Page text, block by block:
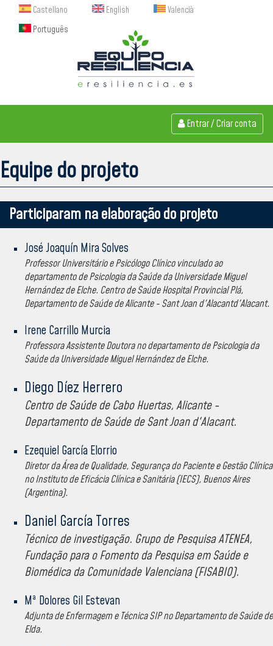
Castellano English
Valencià
Português
Entrar/Criar conta
Equipe do projeto
Participaram na elaboração do projeto
José Joaquín Mira Solves
Professor Universitário e Psicólogo Clínico vinculado ao
departamento de Psicologia da Saúde da Universidade Miguel
Hernández de Elche. Centro de Saúde Hospital Provincial Plá,
Departamento de Saúde de Alicante - Sant Joan d'Alacantd'Alacant.
Irene Carrillo Murcia
Professora Assistente Doutora no departamento de Psicologia da
Saúde da Universidade Miguel Hernández de Elche.
Diego Díez Herrero
Centro de Saúde de Cabo Huertas, Alicante -
Departamento de Saúde de Sant Joan d'Alacant.
Ezequiel García Elorrio
Diretor da Área de Qualidade, Segurança do Paciente e Gestão Clínica
no Instituto de Eficácia Clínica e Sanitária (IECS), Buenos Aires
(Argentina).
Daniel García Torres
Técnico de investigação. Grupo de Pesquisa ATENEA,
Fundação para o Fomento da Pesquisa em Saúde e
Biomédica da Comunidade Valenciana (FISABIO).
Mª Dolores Gil Estevan
Adjunta de Enfermagem e Técnica SIP no Departamento de Saúde de
Elda.